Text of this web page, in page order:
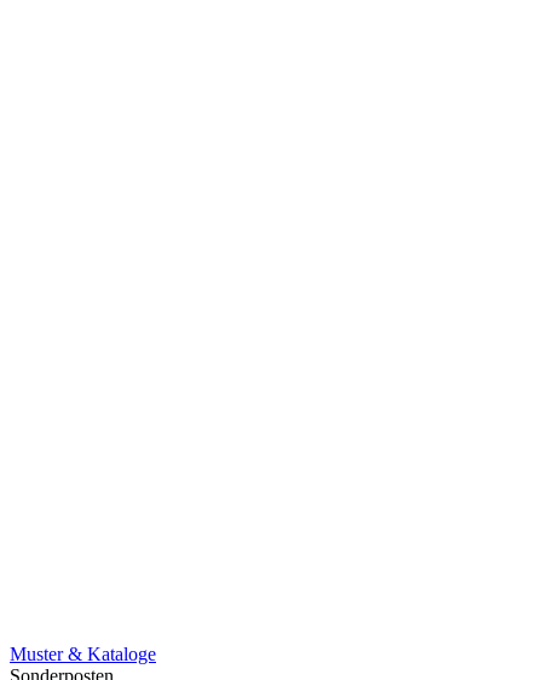
Muster & Kataloge
Sonderposten